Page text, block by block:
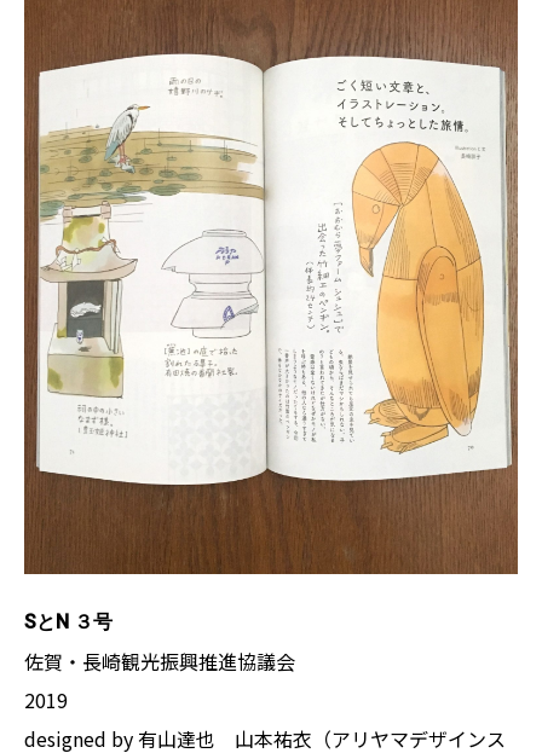
SとN ３号
佐賀・長崎観光振興推進協議会
2019
designed by 有山達也 山本祐衣（アリヤマデザインス